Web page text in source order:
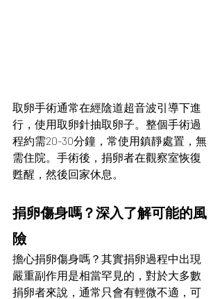
取卵手術通常在經陰道超音波引導下進
行，使用取卵針抽取卵子。整個手術過
程約需20-30分鐘，常使用鎮靜處置，無
需住院。手術後，捐卵者在觀察室恢復
甦醒，然後回家休息。
捐卵傷身嗎？深入了解可能的風
險
擔心捐卵傷身嗎？其實捐卵過程中出現
嚴重副作用是相當罕見的，對於大多數
捐卵者來說，通常只會有輕微不適，可